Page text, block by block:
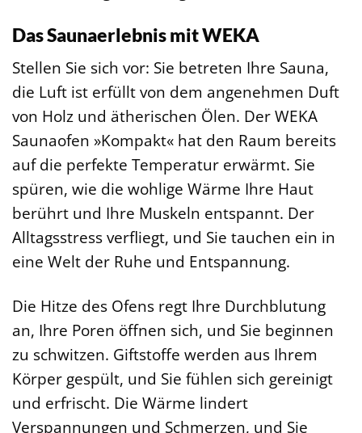
Das Saunaerlebnis mit WEKA
Stellen Sie sich vor: Sie betreten Ihre Sauna,
die Luft ist erfüllt von dem angenehmen Duft
von Holz und ätherischen Ölen. Der WEKA
Saunaofen »Kompakt« hat den Raum bereits
auf die perfekte Temperatur erwärmt. Sie
spüren, wie die wohlige Wärme Ihre Haut
berührt und Ihre Muskeln entspannt. Der
Alltagsstress verfliegt, und Sie tauchen ein in
eine Welt der Ruhe und Entspannung.
Die Hitze des Ofens regt Ihre Durchblutung
an, Ihre Poren öffnen sich, und Sie beginnen
zu schwitzen. Giftstoffe werden aus Ihrem
Körper gespült, und Sie fühlen sich gereinigt
und erfrischt. Die Wärme lindert
Verspannungen und Schmerzen, und Sie